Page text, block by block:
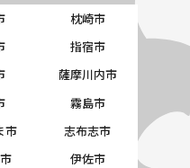
枕崎市
指宿市
薩摩川内市
霧島市
市
志布志市
伊佐市